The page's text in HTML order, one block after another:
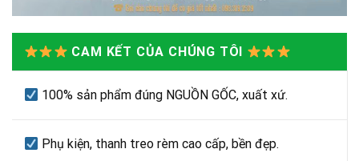
CAM KẾT CỦA CHÚNG TÔI
100% sản phẩm đúng NGUỒN GỐC, xuất xứ.
Phụ kiện, thanh treo rèm cao cấp, bền đẹp.